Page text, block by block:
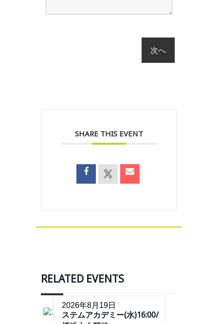
SHARE THIS EVENT
RELATED EVENTS
2026年8月19日
ステムアカデミー(水)16:00/